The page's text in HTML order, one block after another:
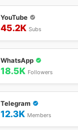
YouTube
45.2K Subs
WhatsApp
18.5K Followers
Telegram
12.3K Members